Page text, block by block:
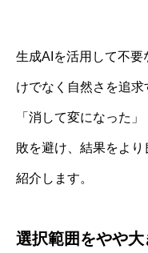
生成AIを活用して不
けでなく自然さを追
「消して変になった
敗を避け、結果をよ
紹介します。
選択範囲をやや